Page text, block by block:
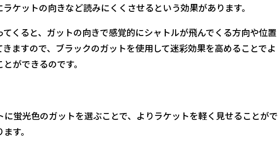
ケットの向きなど読みにくくさせるという効果があります。
くると、ガットの向きで感覚的にシャトルが飛んでくる方向や位置
ますので、ブラックのガットを使用して迷彩効果を高めることでよ
ができるのです。
蛍光色のガットを選ぶことで、よりラケットを軽く見せることがで
す。